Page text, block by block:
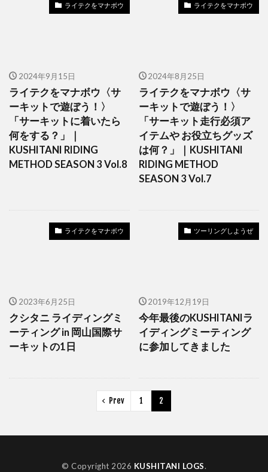
ライテクをマナボウ
2024年9月15日
ライテクをマナボウ〈サ
ーキットで遊ぼう！〉
「サーキットに着いたら
何をする？」｜
KUSHITANI RIDING
METHOD SEASON 3 Vol.8
ライテクをマナボウ
2024年8月25日
ライテクをマナボウ〈サ
ーキットで遊ぼう！〉
「サーキット走行必須ア
イテムや お役立ちグッズ
は何？」｜KUSHITANI
RIDING METHOD
SEASON 3 Vol.7
ライテクをマナボウ
2023年6月25日
クシタニ ライディングミ
ーティング in 岡山国際サ
ーキットの1日
ツーリングしようぜ
2019年12月19日
今年最後のKUSHITANIラ
イディングミーティング
に参加してきました
Prev 1 2
© Copyright 2026 KUSHITANI LOGS.